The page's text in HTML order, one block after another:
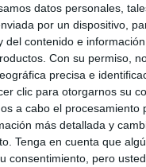
datos personales,
por un dispositivo,
del contenido e
Con su permiso,
precisa e
clic para otorgarnos su
a cabo el procesamiento
más detallada y
Tenga en cuenta que
consentimiento, pero